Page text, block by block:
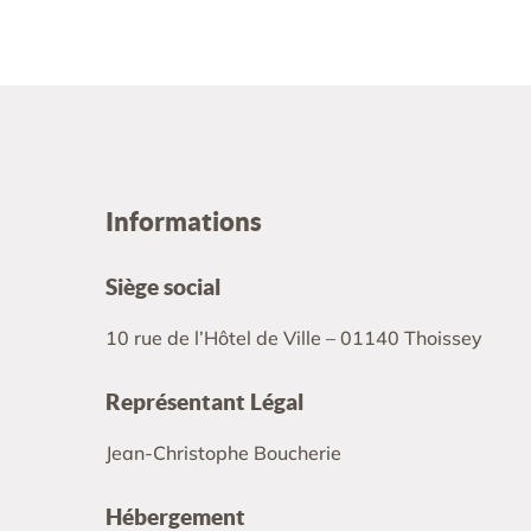
Informations
Siège social
10 rue de l’Hôtel de Ville – 01140 Thoissey
Représentant Légal
Jean-Christophe Boucherie
Hébergement